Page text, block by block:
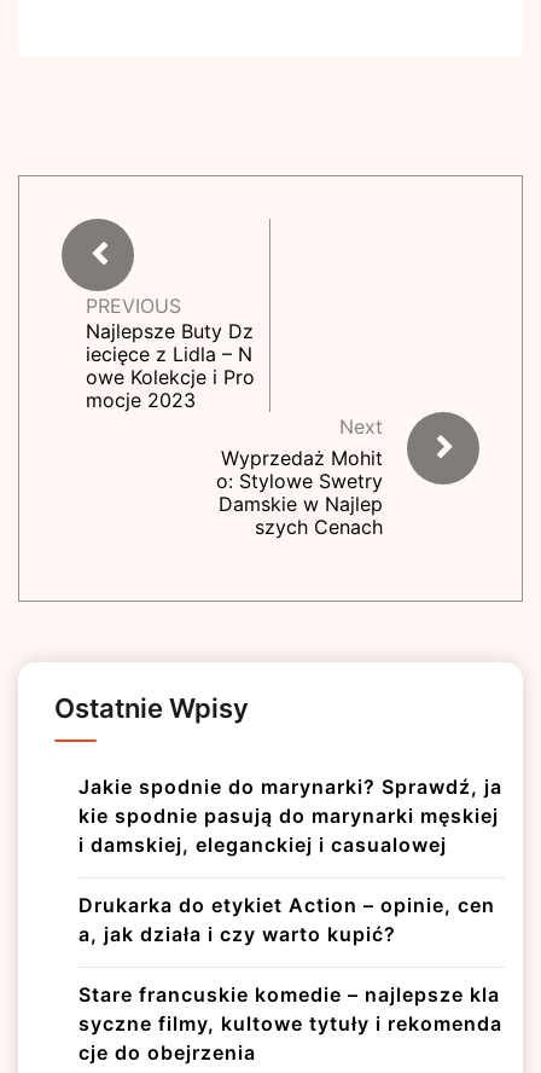
PREVIOUS
Najlepsze Buty Dz
iecięce z Lidla – N
owe Kolekcje i Pro
mocje 2023
Next
Wyprzedaż Mohit
o: Stylowe Swetry
Damskie w Najlep
szych Cenach
Ostatnie Wpisy
Jakie spodnie do marynarki? Sprawdź, ja
kie spodnie pasują do marynarki męskiej
i damskiej, eleganckiej i casualowej
Drukarka do etykiet Action – opinie, cen
a, jak działa i czy warto kupić?
Stare francuskie komedie – najlepsze kla
syczne filmy, kultowe tytuły i rekomenda
cje do obejrzenia